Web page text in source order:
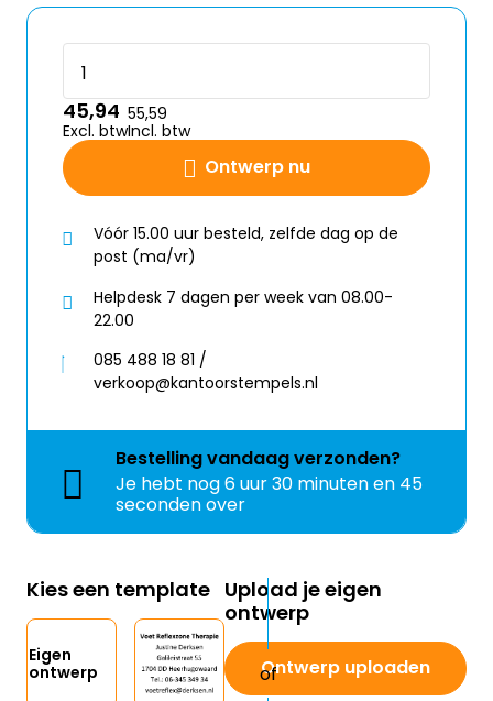
Ontwerp nu
45,94
Excl. btw
55,59
Incl. btw
Vóór 15.00 uur besteld, zelfde dag op de
post (ma/vr)
Helpdesk 7 dagen per week van 08.00-
22.00
085 488 18 81 /
verkoop@kantoorstempels.nl
Bestellingvandaagverzonden?
Je hebt nog6 uur 30 minuten en 45
seconden over
Kies een template
Eigen
ontwerp
Upload je eigen
ontwerp
Ontwerp uploaden